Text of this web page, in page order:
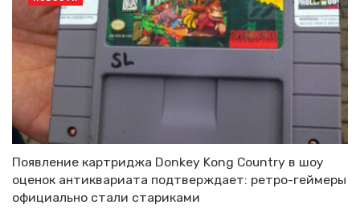
Появление картриджа Donkey Kong Country в шоу
оценок антиквариата подтверждает: ретро-геймеры
официально стали стариками